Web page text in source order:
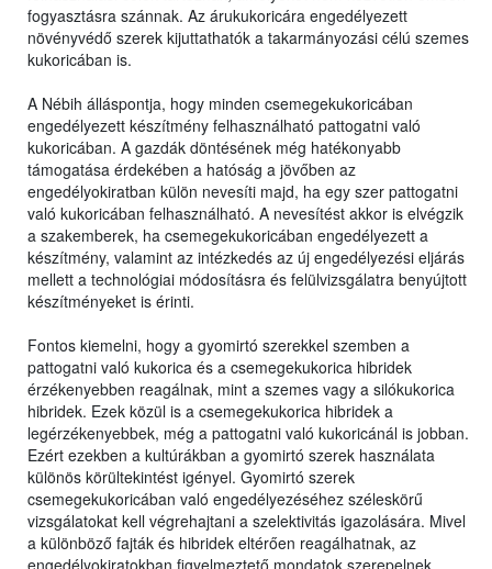
fogyasztásra szánnak. Az árukukoricára engedélyezett
növényvédő szerek kijuttathatók a takarmányozási célú szemes
kukoricában is.
A Nébih álláspontja, hogy minden csemegekukoricában
engedélyezett készítmény felhasználható pattogatni való
kukoricában. A gazdák döntésének még hatékonyabb
támogatása érdekében a hatóság a jövőben az
engedélyokiratban külön nevesíti majd, ha egy szer pattogatni
való kukoricában felhasználható. A nevesítést akkor is elvégzik
a szakemberek, ha csemegekukoricában engedélyezett a
készítmény, valamint az intézkedés az új engedélyezési eljárás
mellett a technológiai módosításra és felülvizsgálatra benyújtott
készítményeket is érinti.
Fontos kiemelni, hogy a gyomirtó szerekkel szemben a
pattogatni való kukorica és a csemegekukorica hibridek
érzékenyebben reagálnak, mint a szemes vagy a silókukorica
hibridek. Ezek közül is a csemegekukorica hibridek a
legérzékenyebbek, még a pattogatni való kukoricánál is jobban.
Ezért ezekben a kultúrákban a gyomirtó szerek használata
különös körültekintést igényel. Gyomirtó szerek
csemegekukoricában való engedélyezéséhez széleskörű
vizsgálatokat kell végrehajtani a szelektivitás igazolására. Mivel
a különböző fajták és hibridek eltérően reagálhatnak, az